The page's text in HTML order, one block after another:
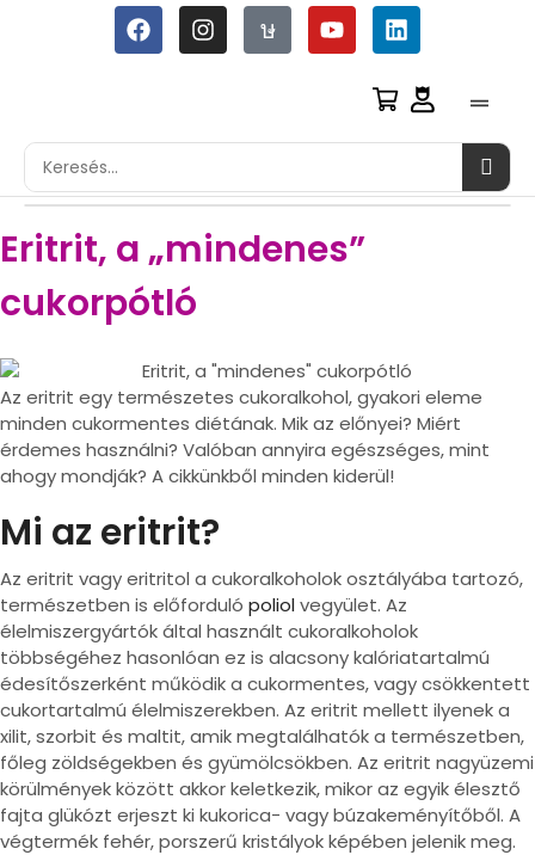
Eritrit, a „mindenes”
cukorpótló
Az eritrit egy természetes cukoralkohol, gyakori eleme
minden cukormentes diétának. Mik az előnyei? Miért
érdemes használni? Valóban annyira egészséges, mint
ahogy mondják? A cikkünkből minden kiderül!
Mi az eritrit?
Az eritrit vagy eritritol a cukoralkoholok osztályába tartozó,
természetben is előforduló poliolvegyület. Az
élelmiszergyártók által használt cukoralkoholok
többségéhez hasonlóan ez is alacsony kalóriatartalmú
édesítőszerként működik a cukormentes, vagy csökkentett
cukortartalmú élelmiszerekben. Az eritrit mellett ilyenek a
xilit, szorbit és maltit, amik megtalálhatók a természetben,
főleg zöldségekben és gyümölcsökben. Az eritrit nagyüzemi
körülmények között akkor keletkezik, mikor az egyik élesztő
fajta glükózt erjeszt ki kukorica- vagy búzakeményítőből. A
végtermék fehér, porszerű kristályok képében jelenik meg.